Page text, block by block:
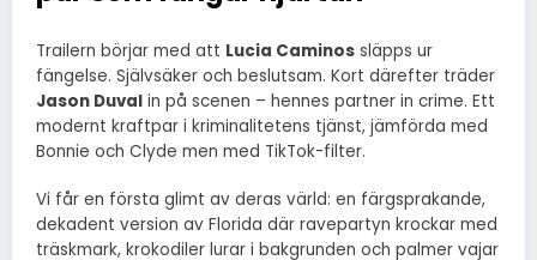
Trailern börjar med att Lucia Caminos släpps ur
fängelse. Självsäker och beslutsam. Kort därefter träder
Jason Duval in på scenen – hennes partner in crime. Ett
modernt kraftpar i kriminalitetens tjänst, jämförda med
Bonnie och Clyde men med TikTok-filter.
Vi får en första glimt av deras värld: en färgsprakande,
dekadent version av Florida där ravepartyn krockar med
träskmark, krokodiler lurar i bakgrunden och palmer vajar